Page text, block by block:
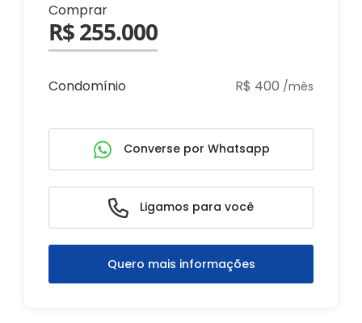
Comprar
R$ 255.000
Condomínio R$ 400 /mês
Converse por Whatsapp
Ligamos para você
Quero mais informações